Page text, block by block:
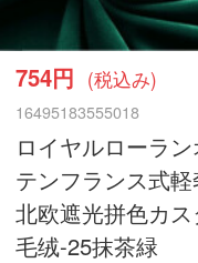
754円 (税込み)
16495183555018
ロイヤルローラ
テンフランス式
北欧遮光拼色カ
毛绒-25抹茶緑